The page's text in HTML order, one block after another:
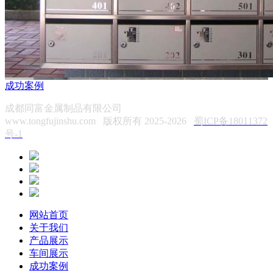
成功案例
成都同富金属制品有限公司
www.tongfujinshu.com 版权所有 2025-2026
蜀ICP备18011372
号-1
网站首页
关于我们
产品展示
车间展示
成功案例